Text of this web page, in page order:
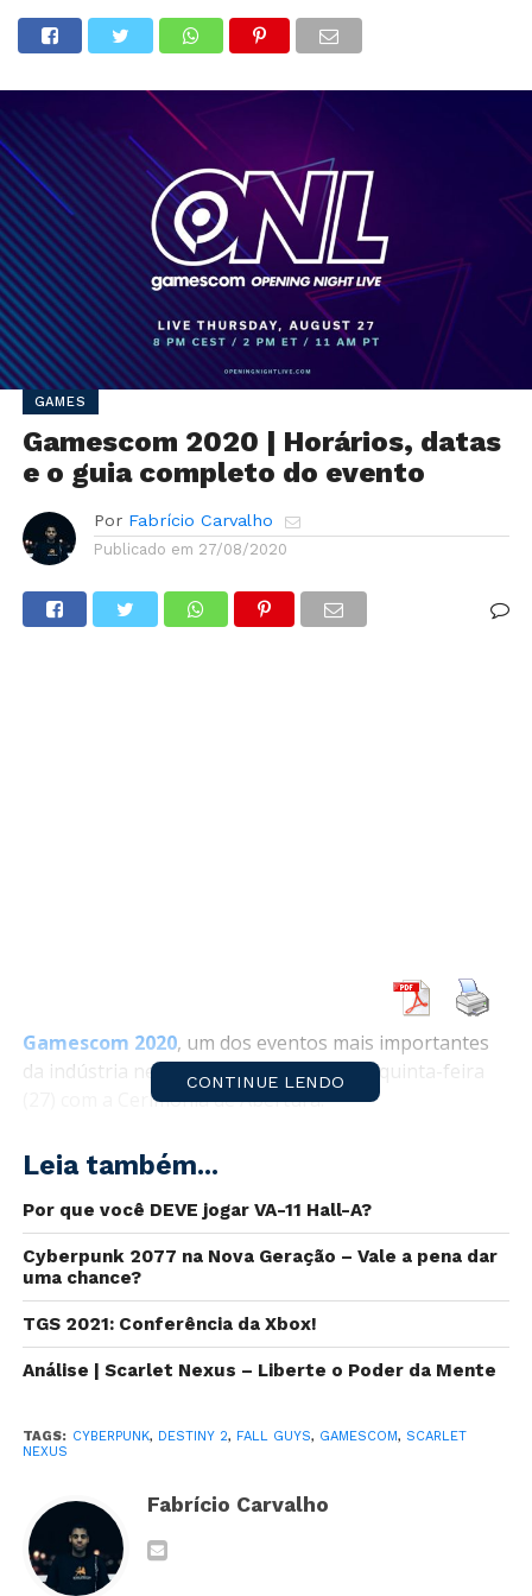
GAMES
Gamescom 2020 | Horários, datas
e o guia completo do evento
Por Fabrício Carvalho
Publicado em 27/08/2020
Gamescom 2020, um dos eventos mais importantes
da indústria neste ano, terá início nesta quinta-feira
(27) com a Cerimônia de Abertura.
Diretamente de Los Angeles, Geoff Keighley estará
apresentando a Opening Night, apresentando cerca
de40 jogospor mais de duas horas.
O evento será realizado a partir das 14h30, com
cobertura total
se e mantenha-se informado sobre o que estará no
evento.
Ratchet & Clank: Rift Apart
Scarlet Nexus
CONTINUE LENDO
Leia também...
Por que você DEVE jogar VA-11 Hall-A?
Cyberpunk 2077 na Nova Geração – Vale a pena dar
uma chance?
TGS 2021: Conferência da Xbox!
Análise | Scarlet Nexus – Liberte o Poder da Mente
TAGS: CYBERPUNK, DESTINY 2, FALL GUYS, GAMESCOM, SCARLET
NEXUS
Fabrício Carvalho